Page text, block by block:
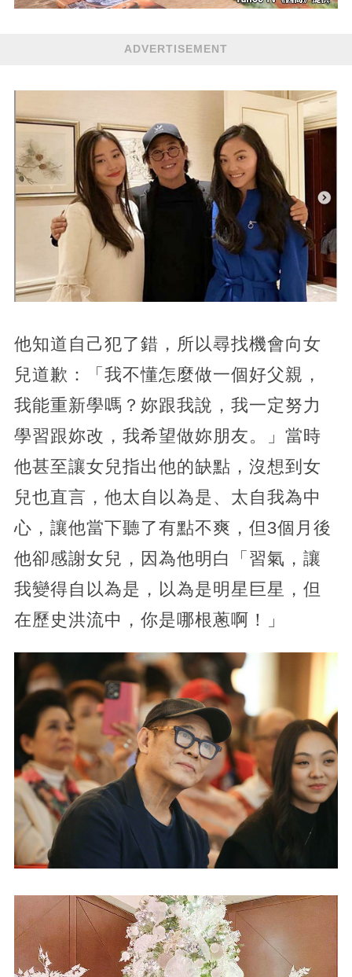
ADVERTISEMENT
他知道自己犯了錯，所以尋找機會向女
兒道歉：「我不懂怎麼做一個好父親，
我能重新學嗎？妳跟我說，我一定努力
學習跟妳改，我希望做妳朋友。」當時
他甚至讓女兒指出他的缺點，沒想到女
兒也直言，他太自以為是、太自我為中
心，讓他當下聽了有點不爽，但3個月後
他卻感謝女兒，因為他明白「習氣，讓
我變得自以為是，以為是明星巨星，但
在歷史洪流中，你是哪根蔥啊！」